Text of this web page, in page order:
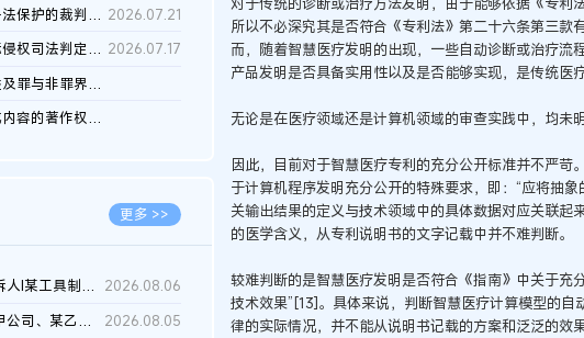
2026.07.28
数据权益竞争法保护的裁判路径构建 2026.07.21
平行进口商标侵权司法判定规则的困境与纾解 2026.07.17
商标犯罪法益及罪与非罪界限研究
人工智能生成内容的著作权司法认定：演进逻辑、现实困境与规则建...
更多 >>
上诉人I某工具制品有限公司与被上诉人程某及一审被告中华人民共和...
2026.08.06
某甲公司、某乙公司、某丙公司申请诉前行为保全复议裁定书
2026.08.05
所以不必深究其是否符合《专利法》第二十六条第三
而，随着智慧医疗发明的出现，一些自动诊断或治疗
产品发明是否具备实用性以及是否能够实现，是传统医
无论是在医疗领域还是计算机领域的审查实践中，均未
因此，目前对于智慧医疗专利的充分公开标准并不严
于计算机程序发明充分公开的特殊要求，即：“应将抽
关输出结果的定义与技术领域中的具体数据对应关联
的医学含义，从专利说明书的文字记载中并不难判断。
较难判断的是智慧医疗发明是否符合《指南》中关于充
技术效果”[13]。具体来说，判断智慧医疗计算模型的
律的实际情况，并不能从说明书记载的方案和泛泛的效